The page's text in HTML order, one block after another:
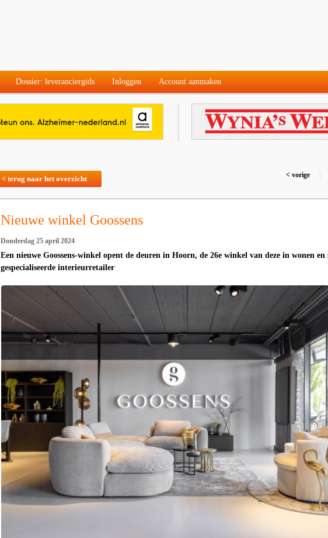
Dossier: leveranciergids Inloggen Account aanmaken
< terug naar het overzicht < vorige
Nieuwe winkel Goossens
Donderdag 25 april 2024
Een nieuwe Goossens-winkel opent de deuren in Hoorn, de 26e winkel van deze in wonen en
gespecialiseerde interieurretailer